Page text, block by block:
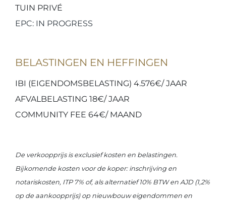
TUIN PRIVÉ
EPC: IN PROGRESS
BELASTINGEN EN HEFFINGEN
IBI (EIGENDOMSBELASTING) 4.576€/ JAAR
AFVALBELASTING 18€/ JAAR
COMMUNITY FEE 64€/ MAAND
De verkoopprijs is exclusief kosten en belastingen.
Bijkomende kosten voor de koper: inschrijving en
notariskosten, ITP 7% of, als alternatief 10% BTW en AJD (1,2%
op de aankoopprijs) op nieuwbouw eigendommen en